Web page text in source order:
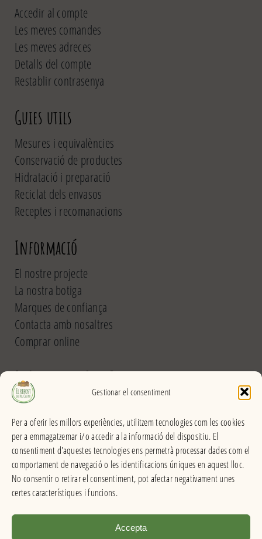
Gestionar el consentiment
Per a oferir les millors experiències, utilitzem tecnologies com les cookies
per a emmagatzemar i/o accedir a la informació del dispositiu. El
consentiment d'aquestes tecnologies ens permetrà processar dades com el
comportament de navegació o les identificacions úniques en aquest lloc.
No consentir o retirar el consentiment, pot afectar negativament unes
certes característiques i funcions.
Accepta
Accedir al compte
Les meves comandes
Les meves adreces
Detalls del compte
Restablir contrasenya
Guies utils
Mesures i equivalències
Conservació de productes
Hidratació i preparació
Reciclat dels envasos
Receptes i recomanacions
Informació
El nostre projecte
La nostra botiga
Marques de confiança
Contacta amb nosaltres
Comprar online
El Rebost del Pou Calent
Carrer dels Banys, 31 (La Garriga) >>
Horari
De dilluns a divendres
Matins: 9h – 13:30h
Tardes: 16:30h – 20h
Dissabes: 9h – 13:30h
El Rebost del Pou Calent . Productes a granel